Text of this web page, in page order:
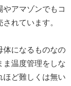
やアマゾンでもコ
れています。
体になるものなの
ま温度管理をしな
ほど難しくは無い